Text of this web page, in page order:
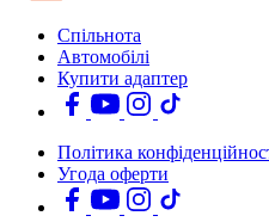
Спільнота
Автомобілі
Купити адаптер
Політика
Угода оферти